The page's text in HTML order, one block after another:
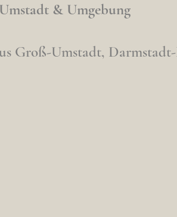
& Umgebung
Groß-Umstadt,